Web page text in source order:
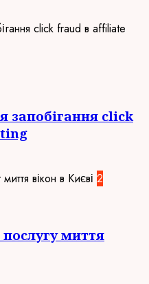
запобігання click
2
миття